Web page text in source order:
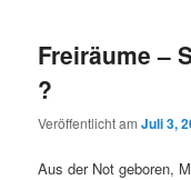
Freiräume –
?
Veröffentlicht amJuli 3,
Aus der Not geboren,